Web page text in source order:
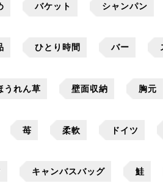
バケット シャンパン
ひとり時間 バー
うれん草 壁面収納 胸元
苺 柔軟 ドイツ
キャンバスバッグ 鮭